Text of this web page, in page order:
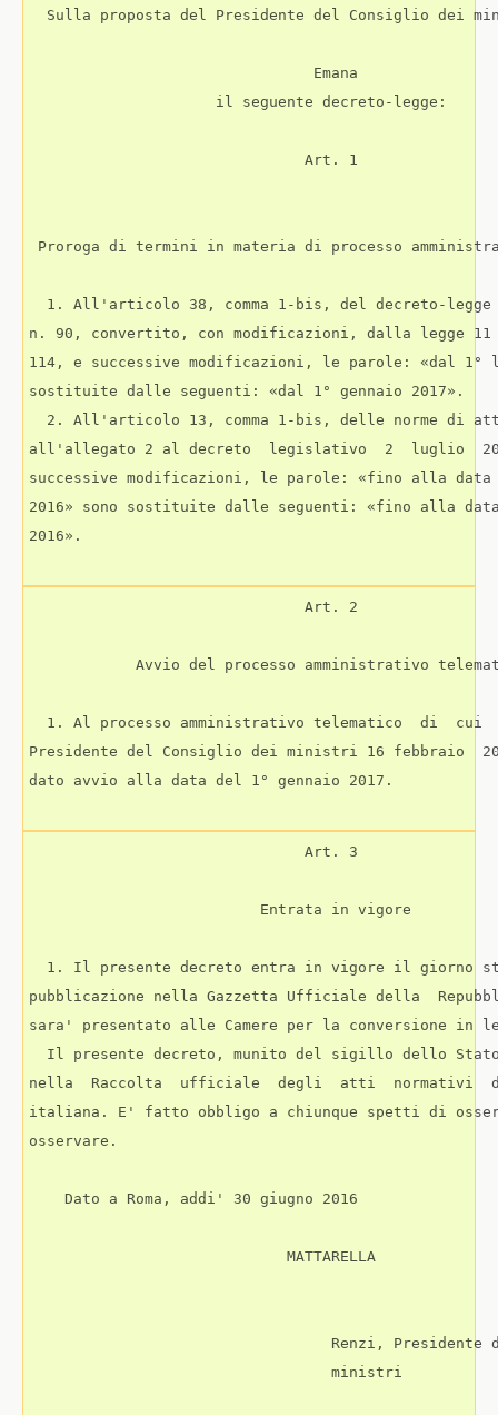
Sulla proposta del Presidente del Consiglio dei
                                Emana
                     il seguente decreto-legge:
                               Art. 1
Proroga di termini in materia di processo
1. All'articolo 38, comma 1-bis, del decreto-legge
n. 90, convertito, con modificazioni, dalla legge 11
114, e successive modificazioni, le parole: «dal 1°
sostituite dalle seguenti: «dal 1° gennaio 2017».
2. All'articolo 13, comma 1-bis, delle norme di
all'allegato 2 al decreto  legislativo  2  luglio
successive modificazioni, le parole: «fino alla
2016» sono sostituite dalle seguenti: «fino alla data
2016».
                               Art. 2
Avvio del processo amministrativo
1. Al processo amministrativo telematico  di  cui
Presidente del Consiglio dei ministri 16 febbraio
dato avvio alla data del 1° gennaio 2017.
                               Art. 3
                          Entrata in vigore
1. Il presente decreto entra in vigore il giorno
pubblicazione nella Gazzetta Ufficiale della
sara' presentato alle Camere per la conversione in
Il presente decreto, munito del sigillo dello
nella  Raccolta  ufficiale  degli  atti  normativi
italiana. E' fatto obbligo a chiunque spetti di
osservare.
    Dato a Roma, addi' 30 giugno 2016
                             MATTARELLA
Renzi, Presidente
                                  ministri